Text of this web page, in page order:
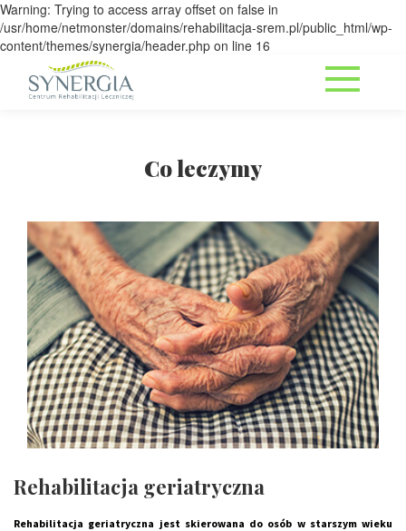
Warning: Trying to access array offset on false in
/usr/home/netmonster/domains/rehabilitacja-srem.pl/public_html/wp-
content/themes/synergia/header.php on line 16
Co leczymy
Rehabilitacja geriatryczna
Rehabilitacja geriatryczna jest skierowana do osób w starszym wieku